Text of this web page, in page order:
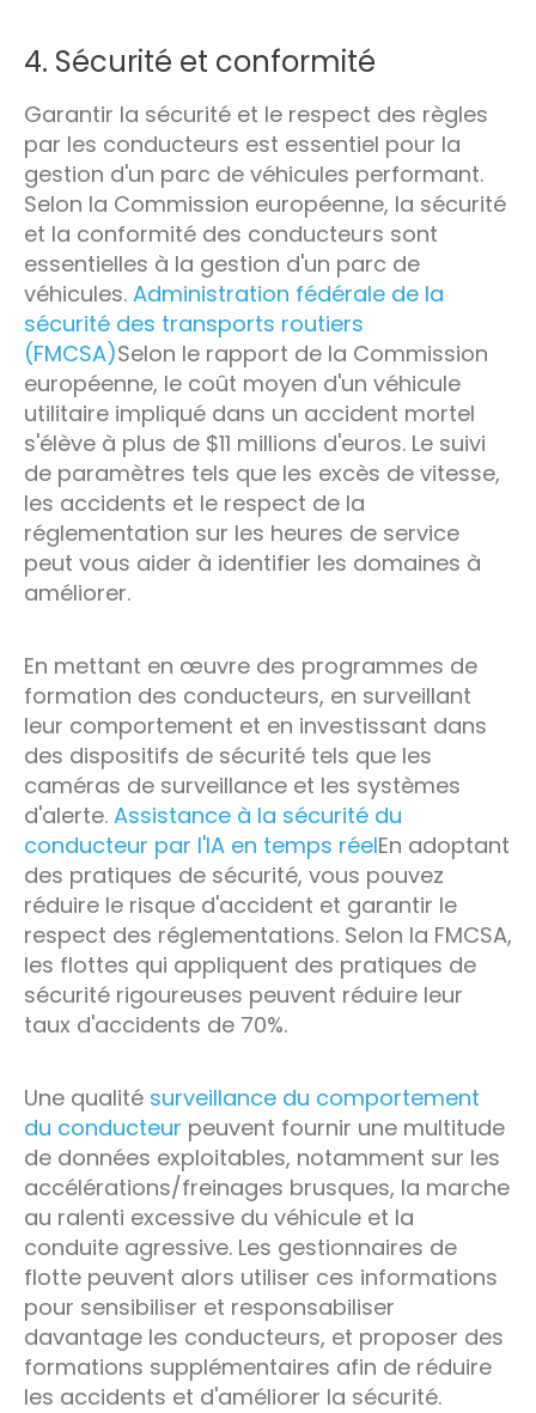
4. Sécurité et conformité
Garantir la sécurité et le respect des règles
par les conducteurs est essentiel pour la
gestion d'un parc de véhicules performant.
Selon la Commission européenne, la sécurité
et la conformité des conducteurs sont
essentielles à la gestion d'un parc de
véhicules. Administration fédérale de la
sécurité des transports routiers
(FMCSA)Selon le rapport de la Commission
européenne, le coût moyen d'un véhicule
utilitaire impliqué dans un accident mortel
s'élève à plus de $11 millions d'euros. Le suivi
de paramètres tels que les excès de vitesse,
les accidents et le respect de la
réglementation sur les heures de service
peut vous aider à identifier les domaines à
améliorer.
En mettant en œuvre des programmes de
formation des conducteurs, en surveillant
leur comportement et en investissant dans
des dispositifs de sécurité tels que les
caméras de surveillance et les systèmes
d'alerte. Assistance à la sécurité du
conducteur par l'IA en temps réelEn adoptant
des pratiques de sécurité, vous pouvez
réduire le risque d'accident et garantir le
respect des réglementations. Selon la FMCSA,
les flottes qui appliquent des pratiques de
sécurité rigoureuses peuvent réduire leur
taux d'accidents de 70%.
Une qualité surveillance du comportement
du conducteur peuvent fournir une multitude
de données exploitables, notamment sur les
accélérations/freinages brusques, la marche
au ralenti excessive du véhicule et la
conduite agressive. Les gestionnaires de
flotte peuvent alors utiliser ces informations
pour sensibiliser et responsabiliser
davantage les conducteurs, et proposer des
formations supplémentaires afin de réduire
les accidents et d'améliorer la sécurité.